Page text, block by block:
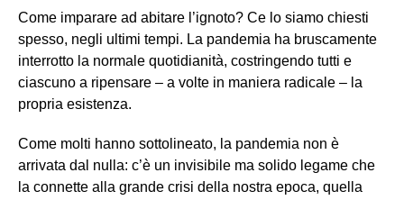
Come imparare ad abitare l’ignoto? Ce lo siamo chiesti
spesso, negli ultimi tempi. La pandemia ha bruscamente
interrotto la normale quotidianità, costringendo tutti e
ciascuno a ripensare – a volte in maniera radicale – la
propria esistenza.
Come molti hanno sottolineato, la pandemia non è
arrivata dal nulla: c’è un invisibile ma solido legame che
la connette alla grande crisi della nostra epoca, quella